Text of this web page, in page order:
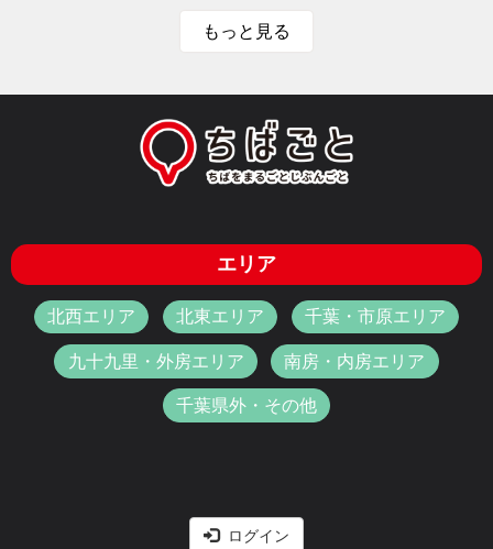
もっと見る
エリア
北西エリア 北東エリア 千葉・市原エリア
九十九里・外房エリア 南房・内房エリア
千葉県外・その他
ログイン